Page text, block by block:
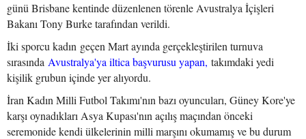
günü Brisbane kentinde düzenlenen törenle Avustralya İçişleri
Bakanı Tony Burke tarafından verildi.
İki sporcu kadın geçen Mart ayında gerçekleştirilen turnuva
sırasında Avustralya'ya iltica başvurusu yapan, takımdaki yedi
kişilik grubun içinde yer alıyordu.
İran Kadın Milli Futbol Takımı'nın bazı oyuncuları, Güney Kore'ye
karşı oynadıkları Asya Kupası'nın açılış maçından önceki
seremonide kendi ülkelerinin milli marşını okumamış ve bu durum